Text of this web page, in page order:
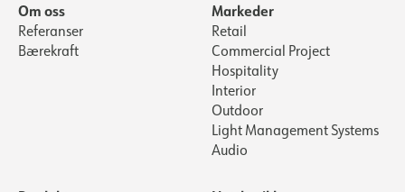
Om oss
Referanser
Bærekraft
Markeder
Retail
Commercial Project
Hospitality
Interior
Outdoor
Light Management Systems
Audio